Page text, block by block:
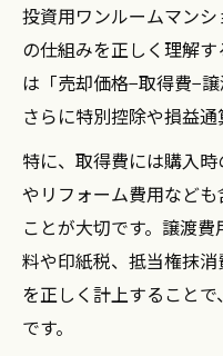
投資用ワンルームマン
の仕組みを正しく理解
は「売却価格−取得費−
さらに特別控除や損益通
特に、取得費には購入
やリフォーム費用など
ことが大切です。譲渡
料や印紙税、抵当権抹
を正しく計上すること
です。